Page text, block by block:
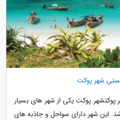
شهر پوکت
پوکت یکی از شهر های بسیار
این شهر دارای سواحل و جاذبه های